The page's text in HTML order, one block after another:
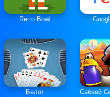
Retro Bowl
Белот